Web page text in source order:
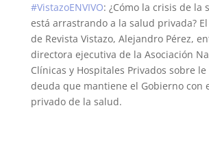
#VistazoENVIVO: ¿Cómo la crisis de la
está arrastrando a la salud privada?
de Revista Vistazo, Alejandro Pérez,
directora ejecutiva de la Asociación
Clínicas y Hospitales Privados sobre
deuda que mantiene el Gobierno con
privado de la salud.